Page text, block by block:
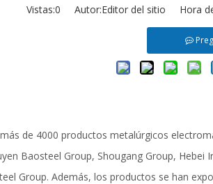
Vistas:0 Autor:Editor del sitio Hora
de 4000 productos metalúrgicos
Baosteel Group, Shougang Group, Hebei
Group. Además, los productos se han